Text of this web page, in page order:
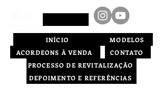
MODELOS
INÍCIO
ACORDEONS À VENDA
CONTATO
DEPOIMENTO E REFERÊNCIAS
PROCESSO DE REVITALIZAÇÃO